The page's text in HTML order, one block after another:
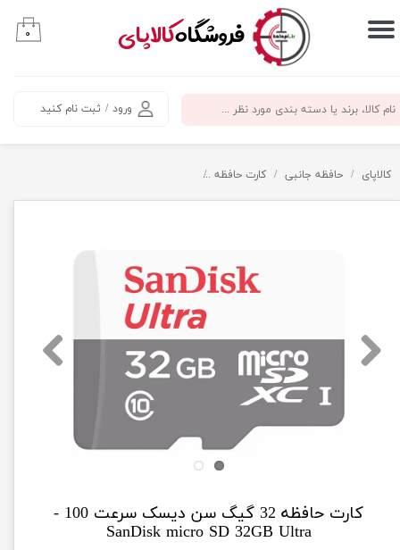
​فروشگاهکالاپای
ورود / ثبت نام کنید
حساب کاربری من
سفارشات
۰
کالاپای حافظه جانبی کارت حافظه
کارت حافظه 32 گیگ سن دیسک سرعت 100 -
SanDisk micro SD 32GB Ultra